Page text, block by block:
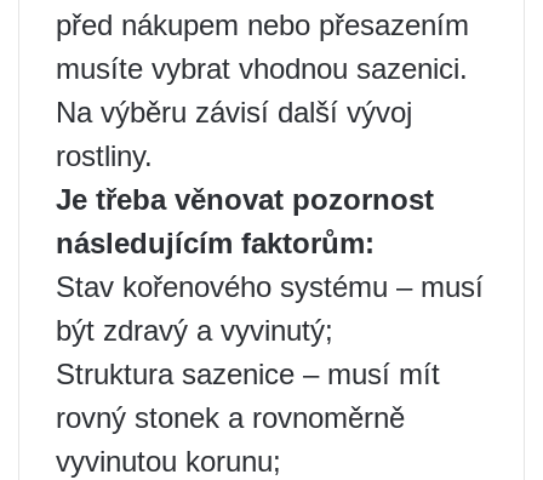
před nákupem nebo přesazením
musíte vybrat vhodnou sazenici.
Na výběru závisí další vývoj
rostliny.
Je třeba věnovat pozornost
následujícím faktorům:
Stav kořenového systému – musí
být zdravý a vyvinutý;
Struktura sazenice – musí mít
rovný stonek a rovnoměrně
vyvinutou korunu;